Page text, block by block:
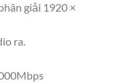
giải 1920 ×
ra.